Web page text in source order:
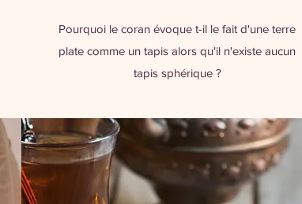
Pourquoi le coran évoque t-il le fait d'une terre
plate comme un tapis alors qu'il n'existe aucun
tapis sphérique ?